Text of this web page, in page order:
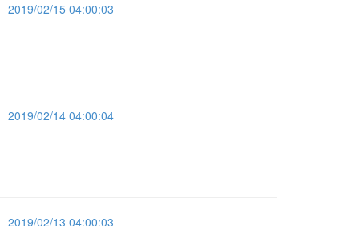
2019/02/15 04:00:03
2019/02/14 04:00:04
2019/02/13 04:00:03